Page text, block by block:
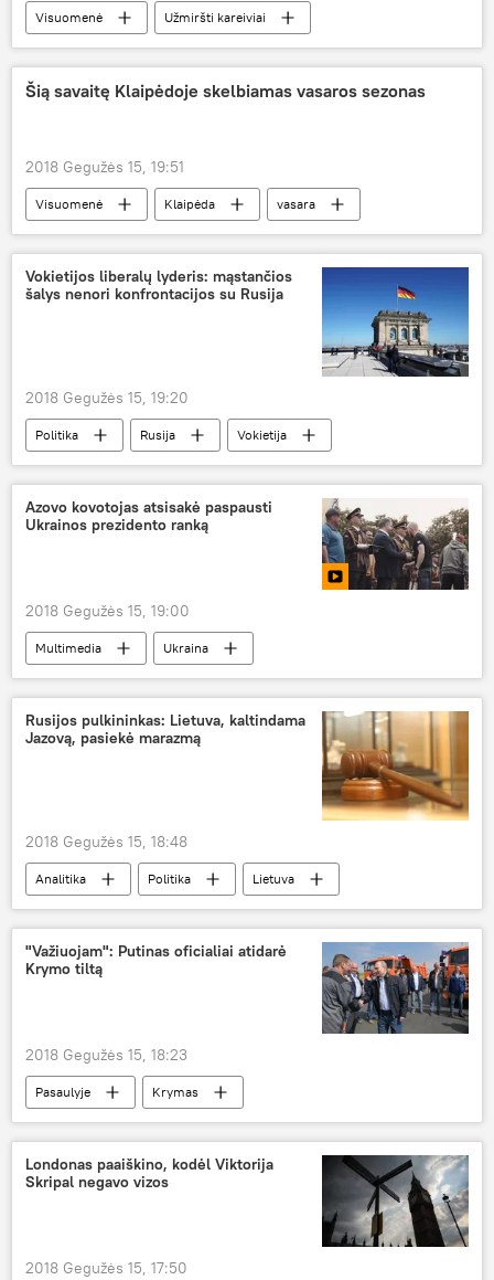
Visuomenė Užmiršti kareiviai
Šią savaitę Klaipėdoje skelbiamas vasaros sezonas
2018 Gegužės 15, 19:51
Visuomenė Klaipėda vasara
Vokietijos liberalų lyderis: mąstančios
šalys nenori konfrontacijos su Rusija
2018 Gegužės 15, 19:20
Politika Rusija
Vokietija
konfrontacija
Azovo kovotojas atsisakė paspausti
Ukrainos prezidento ranką
2018 Gegužės 15, 19:00
Multimedia
Ukraina
Petro Porošenka
Rusijos pulkininkas: Lietuva, kaltindama
Jazovą, pasiekė marazmą
2018 Gegužės 15, 18:48
Analitika Politika
Lietuva
Dmitrijus Jazovas
Sausio 13-osios byla
"Važiuojam": Putinas oficialiai atidarė
Krymo tiltą
2018 Gegužės 15, 18:23
Pasaulyje
Krymas
Vladimiras Putinas
Krymo tiltas
Rusijos tiltas į Krymą
Londonas paaiškino, kodėl Viktorija
Skripal negavo vizos
2018 Gegužės 15, 17:50